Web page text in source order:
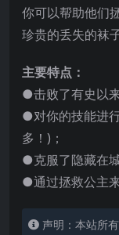
你可以帮助他们
珍贵的丢失的袜子
主要特点：
●击败了有史以
●对你的技能进
多！)；
●克服了隐藏在
●通过拯救公主
声明：本站所